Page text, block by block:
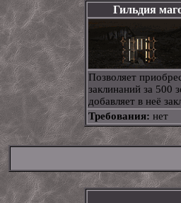
Гильдия
Позволяет
заклинаний за 500
добавляет в неё
Требования: нет